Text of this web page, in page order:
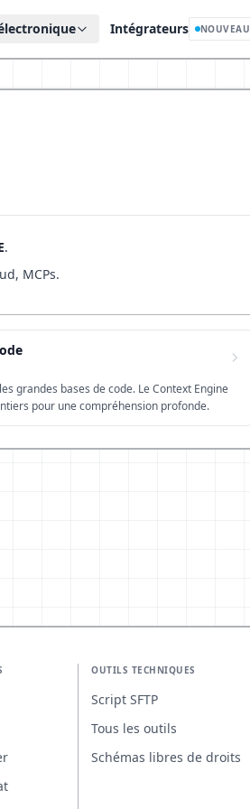
Intégrateurs NOUVEAU
.
MCPs.
grandes bases de code. Le Context Engine
pour une compréhension profonde.
OUTILS TECHNIQUES
Script SFTP
Tous les outils
Schémas libres de droits